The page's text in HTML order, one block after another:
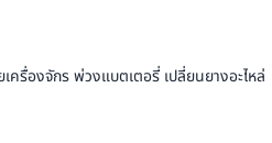
รื่องจักร พ่วงแบตเตอรี่ เปลี่ยนยางอะไหล่